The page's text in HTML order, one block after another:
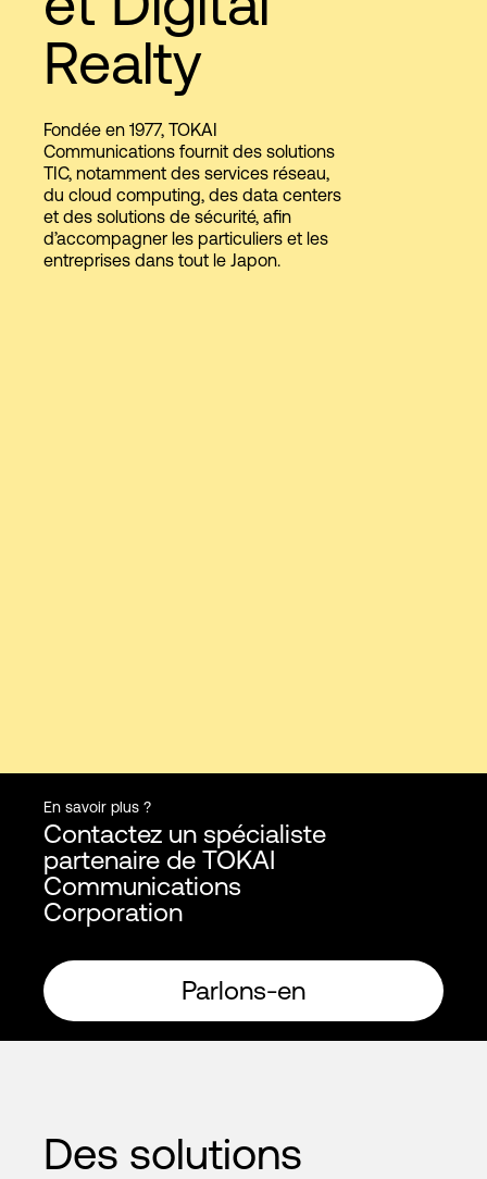
Connexion
Realty
Fondée en 1977, TOKAI
Communications fournit des solutions
TIC, notamment des services réseau,
du cloud computing, des data centers
et des solutions de sécurité, afin
d’accompagner les particuliers et les
entreprises dans tout le Japon.
En savoir plus ?
Contactez un spécialiste
partenaire de TOKAI
Communications
Corporation
Parlons-en
Des solutions